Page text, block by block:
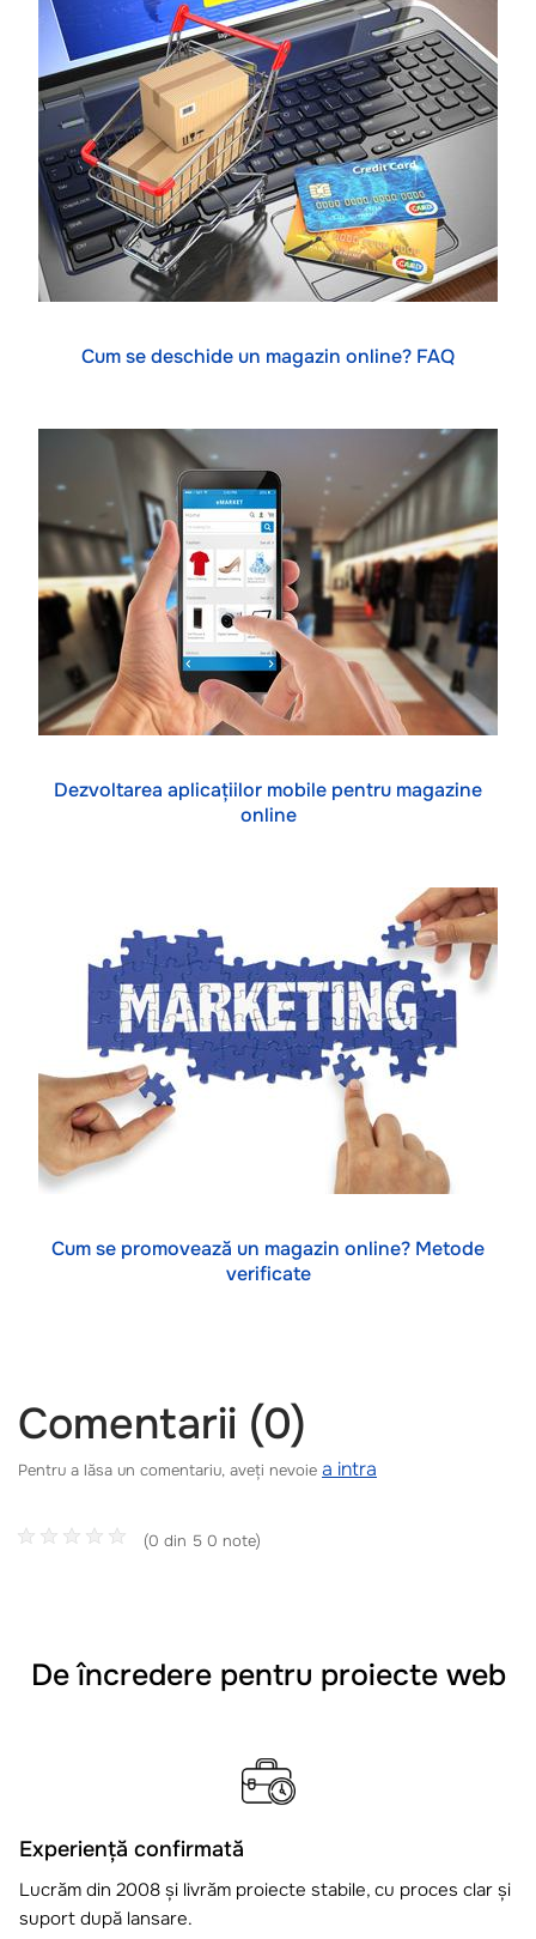
Cum se deschide un magazin online? FAQ
Dezvoltarea aplicațiilor mobile pentru magazine
online
Cum se promovează un magazin online? Metode
verificate
Comentarii (0)
Pentru a lăsa un comentariu, aveți nevoie a intra
(0 din 5 0 note)
De încredere pentru proiecte web
Experiență confirmată
Lucrăm din 2008 și livrăm proiecte stabile, cu proces clar și
suport după lansare.